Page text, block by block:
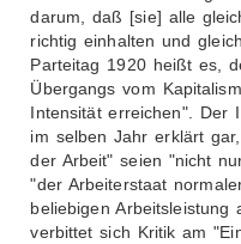
darum, daß [sie] alle
richtig einhalten und
Parteitag 1920 heißt es,
Übergangs vom
Intensität erreichen". Der
im selben Jahr erklärt
der Arbeit" seien "nicht
"der Arbeiterstaat
beliebigen
verbittet sich Kritik am